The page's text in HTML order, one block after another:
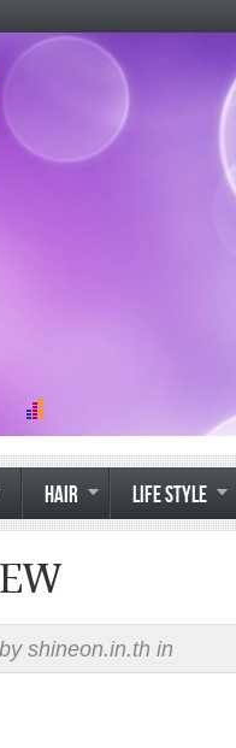
HAIR LIFE STYLE
shineon.in.th in